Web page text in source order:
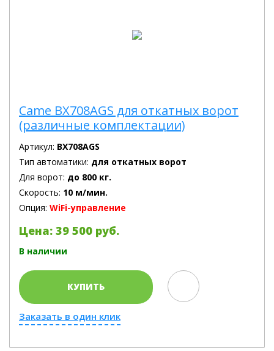
Came BX708AGS для откатных ворот
(различные комплектации)
Артикул: BX708AGS
Тип автоматики: для откатных ворот
Для ворот: до 800 кг.
Скорость: 10 м/мин.
Опция: WiFi-управление
Цена: 39 500 руб.
В наличии
КУПИТЬ
Заказать в один клик